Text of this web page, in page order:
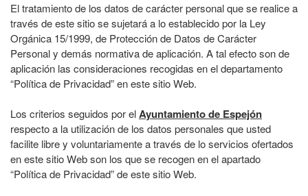
El tratamiento de los datos de carácter personal que se realice a
través de este sitio se sujetará a lo establecido por la Ley
Orgánica 15/1999, de Protección de Datos de Carácter
Personal y demás normativa de aplicación. A tal efecto son de
aplicación las consideraciones recogidas en el departamento
“Política de Privacidad” en este sitio Web.
Los criterios seguidos por elAyuntamiento de Espejón
respecto a la utilización de los datos personales que usted
facilite libre y voluntariamente a través de lo servicios ofertados
en este sitio Web son los que se recogen en el apartado
“Política de Privacidad” de este sitio Web.